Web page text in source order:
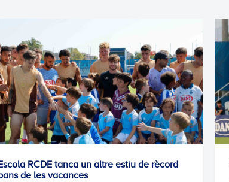
RCDE tanca un altre estiu de rècord
de les vacances